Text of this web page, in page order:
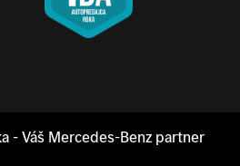
- Váš Mercedes-Benz partner